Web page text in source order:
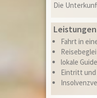
Die
Leistungen
Fahrt in
lokale
Eintritt und